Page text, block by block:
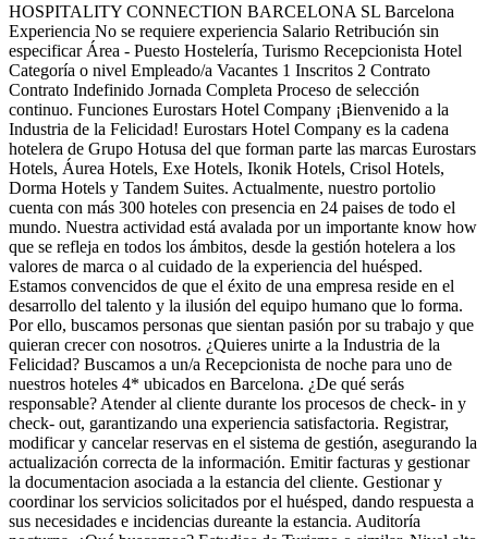
HOSPITALITY CONNECTION BARCELONA SL Barcelona
Experiencia No se requiere experiencia Salario Retribución sin
especificar Área - Puesto Hostelería, Turismo Recepcionista Hotel
Categoría o nivel Empleado/a Vacantes 1 Inscritos 2 Contrato
Contrato Indefinido Jornada Completa Proceso de selección
continuo. Funciones Eurostars Hotel Company ¡Bienvenido a la
Industria de la Felicidad! Eurostars Hotel Company es la cadena
hotelera de Grupo Hotusa del que forman parte las marcas Eurostars
Hotels, Áurea Hotels, Exe Hotels, Ikonik Hotels, Crisol Hotels,
Dorma Hotels y Tandem Suites. Actualmente, nuestro portolio
cuenta con más 300 hoteles con presencia en 24 paises de todo el
mundo. Nuestra actividad está avalada por un importante know how
que se refleja en todos los ámbitos, desde la gestión hotelera a los
valores de marca o al cuidado de la experiencia del huésped.
Estamos convencidos de que el éxito de una empresa reside en el
desarrollo del talento y la ilusión del equipo humano que lo forma.
Por ello, buscamos personas que sientan pasión por su trabajo y que
quieran crecer con nosotros. ¿Quieres unirte a la Industria de la
Felicidad? Buscamos a un/a Recepcionista de noche para uno de
nuestros hoteles 4* ubicados en Barcelona. ¿De qué serás
responsable? Atender al cliente durante los procesos de check- in y
check- out, garantizando una experiencia satisfactoria. Registrar,
modificar y cancelar reservas en el sistema de gestión, asegurando la
actualización correcta de la información. Emitir facturas y gestionar
la documentacion asociada a la estancia del cliente. Gestionar y
coordinar los servicios solicitados por el huésped, dando respuesta a
sus necesidades e incidencias dureante la estancia. Auditoría